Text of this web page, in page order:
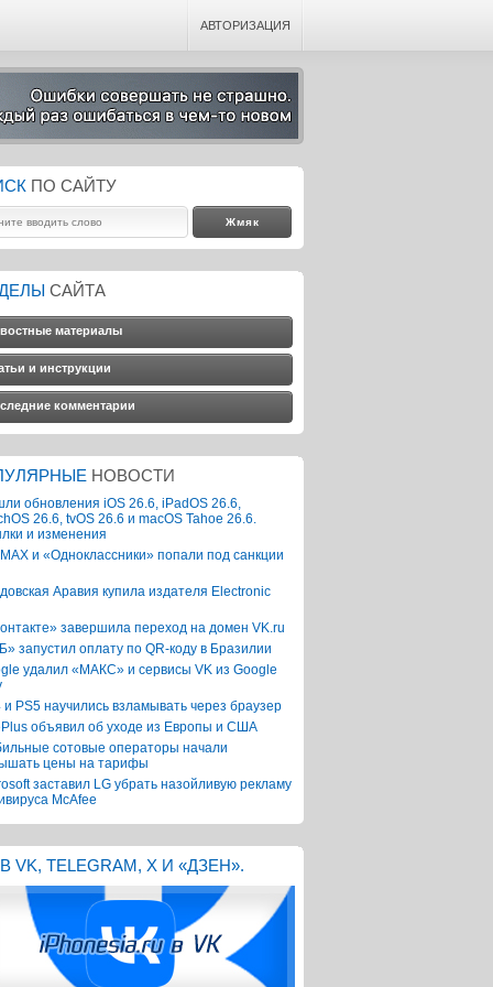
АВТОРИЗАЦИЯ
ПО САЙТУ
САЙТА
материалы
и инструкции
комментарии
НОВОСТИ
обновления iOS 26.6, iPadOS 26.6,
26.6, tvOS 26.6 и macOS Tahoe 26.6.
и изменения
и «Одноклассники» попали под санкции
Аравия купила издателя Electronic
завершила переход на домен VK.ru
запустил оплату по QR-коду в Бразилии
удалил «МАКС» и сервисы VK из Google
и PS5 научились взламывать через браузер
объявил об уходе из Европы и США
сотовые операторы начали
цены на тарифы
заставил LG убрать назойливую рекламу
McAfee
VK, TELEGRAM, X И «ДЗЕН».